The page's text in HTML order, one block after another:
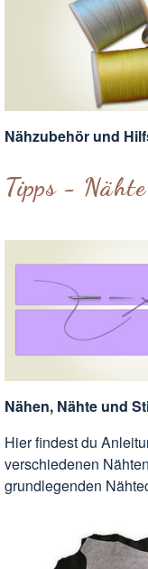
Nähzubehör und
Tipps -
Nähen, Nähte und
Hier findest du
verschiedenen
grundlegenden